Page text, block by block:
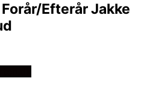
Efterår Jakke